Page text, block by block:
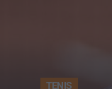
TENIS